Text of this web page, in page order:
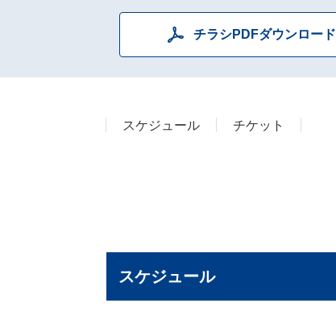
チラシPDFダウンロード
スケジュール チケット
スケジュール